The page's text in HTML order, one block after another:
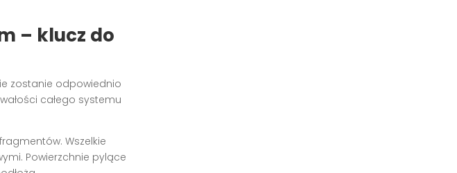
– klucz do
zostanie odpowiednio
całego systemu
Wszelkie
Powierzchnie pylące